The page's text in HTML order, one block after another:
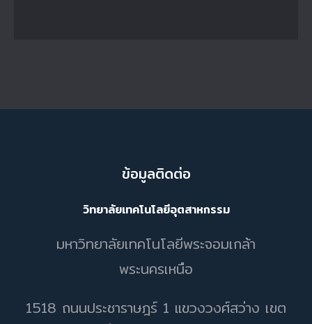
ข้อมูลติดต่อ
วิทยาลัยเทคโนโลยีอุตสาหกรรม
มหาวิทยาลัยเทคโนโลยีพระจอมเกล้า
พระนครเหนือ
1518 ถนนประชาราษฎร์ 1 แขวงวงศ์สว่าง เขต